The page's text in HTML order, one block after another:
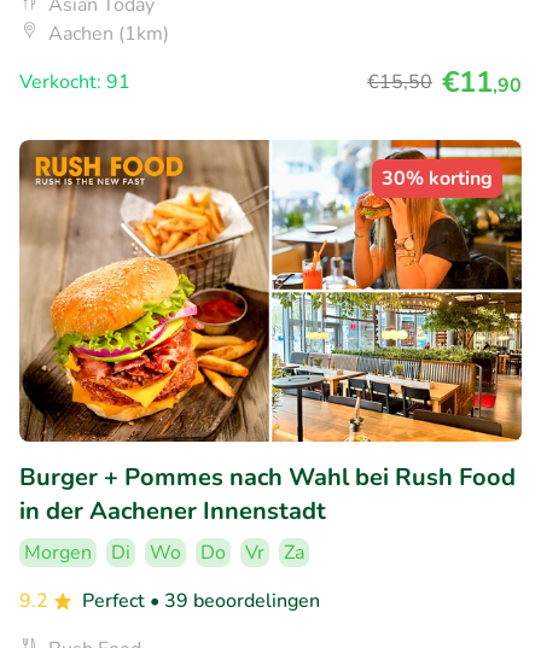
Aachen (1km)
Verkocht: 91
€15,50 €11,90
30% korting
Burger + Pommes nach Wahl bei Rush Food
in der Aachener Innenstadt
Morgen Di Wo Do Vr
Za
9.2
Perfect • 39 beoordelingen